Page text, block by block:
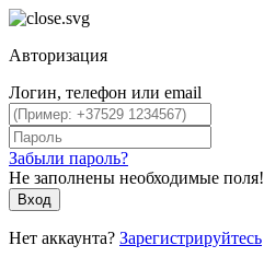
Авторизация
Логин, телефон или email
Забыли пароль?
Не заполнены необходимые поля!
Вход
Нет аккаунта? Зарегистрируйтесь